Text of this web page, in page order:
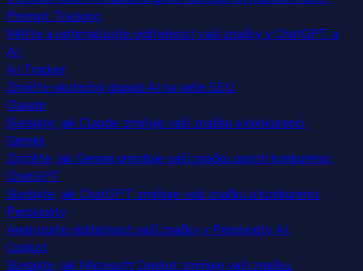
Prompt Tracking
Měřte a optimalizujte viditelnost vaší značky v ChatGPT a
AI.
AI Tracker
Změřte skutečný dopad AI na vaše SEO.
Claude
Sledujte, jak Claude zmiňuje vaši značku a konkurenci.
Gemini
Zjistěte, jak Gemini umisťuje vaši značku oproti konkurenci.
ChatGPT
Sledujte, jak ChatGPT zmiňuje vaši značku a konkurenci.
Perplexity
Analyzujte viditelnost vaší značky v Perplexity AI.
Copilot
Sledujte, jak Microsoft Copilot zmiňuje vaši značku.